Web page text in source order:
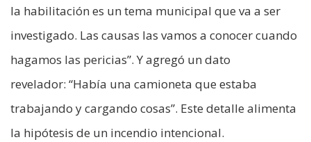
la habilitación es un tema municipal que va a ser
investigado. Las causas las vamos a conocer cuando
hagamos las pericias”. Y agregó un dato
revelador: “Había una camioneta que estaba
trabajando y cargando cosas”. Este detalle alimenta
la hipótesis de un incendio intencional.